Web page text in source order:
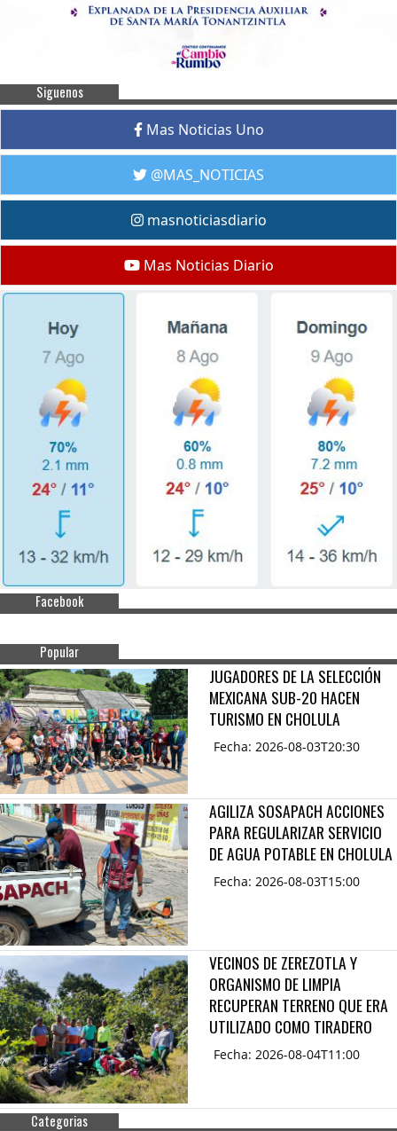
Siguenos
Mas Noticias Uno
@MAS_NOTICIAS
masnoticiasdiario
Mas Noticias Diario
Facebook
Popular
JUGADORES DE LA SELECCIÓN
MEXICANA SUB-20 HACEN
TURISMO EN CHOLULA
Fecha: 2026-08-03T20:30
AGILIZA SOSAPACH ACCIONES
PARA REGULARIZAR SERVICIO
DE AGUA POTABLE EN CHOLULA
Fecha: 2026-08-03T15:00
VECINOS DE ZEREZOTLA Y
ORGANISMO DE LIMPIA
RECUPERAN TERRENO QUE ERA
UTILIZADO COMO TIRADERO
Fecha: 2026-08-04T11:00
Categorias